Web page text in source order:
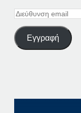
Διεύθυνση
Εγγραφή